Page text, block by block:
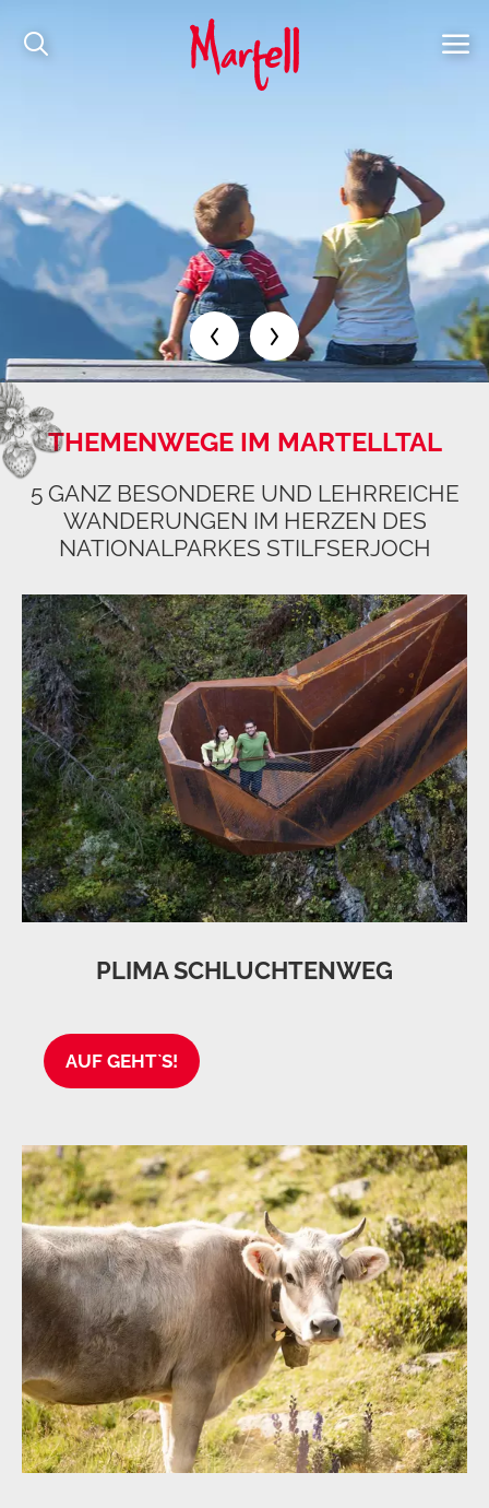
THEMENWEGE IM MARTELLTAL
5 GANZ BESONDERE UND LEHRREICHE
WANDERUNGEN IM HERZEN DES
NATIONALPARKES STILFSERJOCH
PLIMA SCHLUCHTENWEG
AUF GEHT`S!